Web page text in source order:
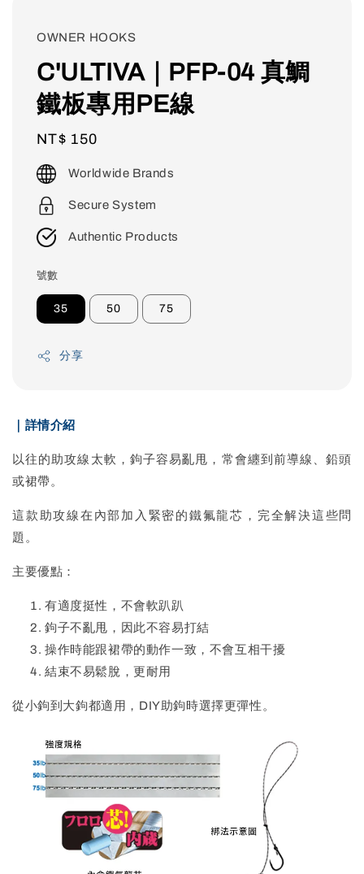
OWNER HOOKS
C'ULTIVA｜PFP-04 真鯛
鐵板專用PE線
Regular
price
NT$ 150
Worldwide Brands
Secure System
Authentic Products
號數
35 50 75
分享
｜詳情介紹
以往的助攻線太軟，鉤子容易亂甩，常會纏到前導線、鉛頭
或裙帶。
這款助攻線在內部加入緊密的鐵氟龍芯，完全解決這些問
題。
主要優點：
有適度挺性，不會軟趴趴
鉤子不亂甩，因此不容易打結
操作時能跟裙帶的動作一致，不會互相干擾
結束不易鬆脫，更耐用
從小鉤到大鉤都適用，DIY助鉤時選擇更彈性。